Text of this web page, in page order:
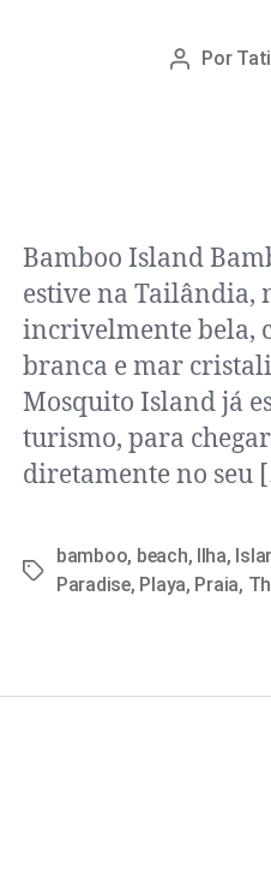
Por
Bamboo Island
estive na Tailândia,
incrivelmente bela,
branca e mar
Mosquito Island já
turismo, para
diretamente no seu
bamboo, beach, Ilha,
Paradise, Playa, Praia,